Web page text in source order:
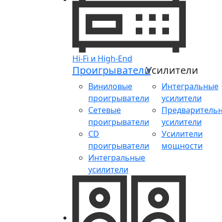
Hi-Fi и High-End
Проигрыватели
Виниловые
проигрыватели
Сетевые
проигрыватели
CD
проигрыватели
Интегральные
усилители
Усилители
Интегральные
усилители
усилители
Усилители
мощности